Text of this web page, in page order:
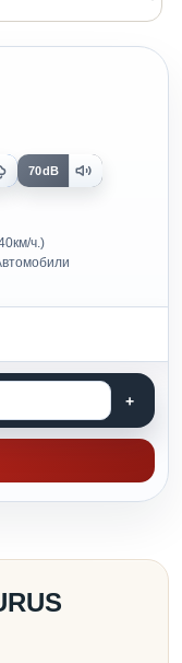
70dB
ч.)